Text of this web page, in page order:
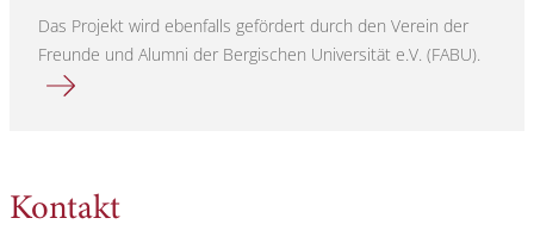
Das Projekt wird ebenfalls gefördert durch den Verein der
Freunde und Alumni der Bergischen Universität e.V. (FABU).
Mehr erfahren über
Kontakt